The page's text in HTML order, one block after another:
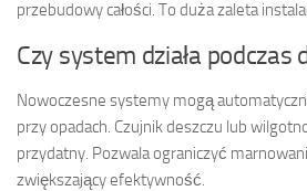
przebudowy całości. To duża zaleta
Czy system działa podczas
Nowoczesne systemy mogą
przy opadach. Czujnik deszczu lub
przydatny. Pozwala ograniczyć
zwiększający efektywność.